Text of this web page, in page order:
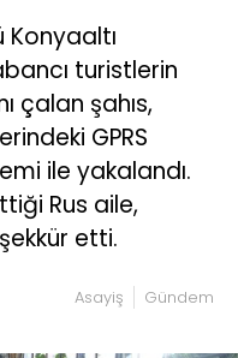
Konyaaltı
turistlerin
çalan şahıs,
GPRS
ile yakalandı.
Rus aile,
etti.
Asayiş Gündem